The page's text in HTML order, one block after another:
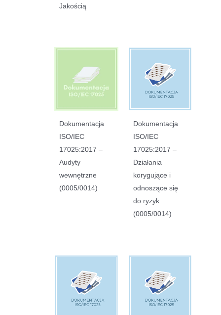
Jakością
Dokumentacja
ISO/IEC
17025:2017 –
Audyty
wewnętrzne
(0005/0014)
Dokumentacja
ISO/IEC
17025:2017 –
Działania
korygujące i
odnoszące się
do ryzyk
(0005/0014)